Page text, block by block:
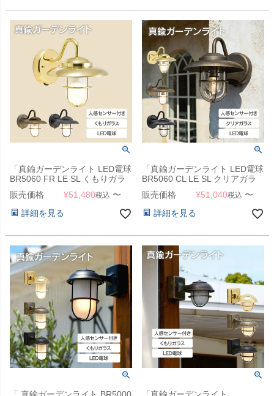
「真鍮ガーデンライト LED電球
BR5060 FR LE SL くもりガラ
ス 人感センサー付き」
販売価格 ¥51,480税込 〜
詳細を見る
「真鍮ガーデンライト LED電球
BR5060 CL LE SL クリアガラ
ス 人感センサー付き」
販売価格 ¥51,040税込 〜
詳細を見る